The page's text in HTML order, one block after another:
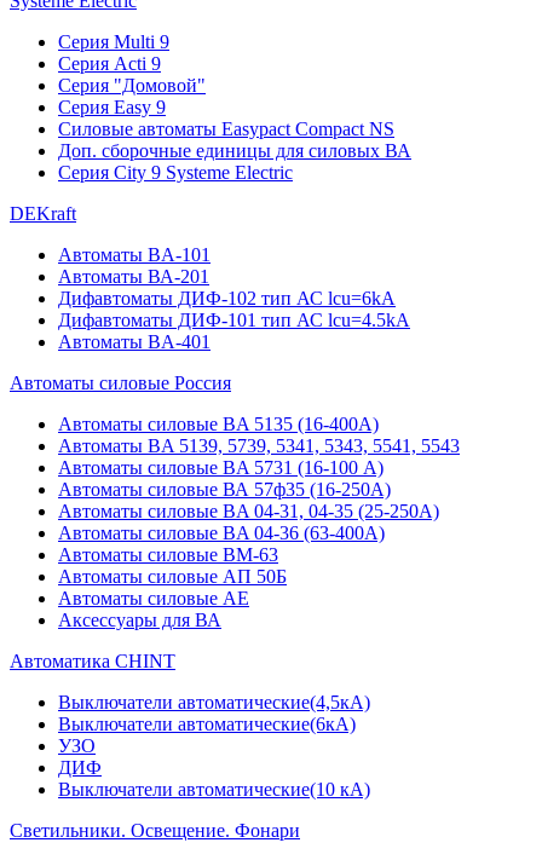
Серия Multi 9
Серия Acti 9
Серия "Домовой"
Серия Easy 9
Силовые автоматы Easypact Compact NS
Доп. сборочные единицы для силовых ВА
Серия City 9 Systeme Electric
DEKraft
Автоматы BA-101
Автоматы ВА-201
Дифавтоматы ДИФ-102 тип АС lcu=6kA
Дифавтоматы ДИФ-101 тип АС lcu=4.5kA
Автоматы BA-401
Автоматы силовые Россия
Автоматы силовые BA 5135 (16-400А)
Автоматы BA 5139, 5739, 5341, 5343, 5541, 5543
Автоматы силовые BA 5731 (16-100 А)
Автоматы силовые ВА 57ф35 (16-250А)
Автоматы силовые BA 04-31, 04-35 (25-250А)
Автоматы силовые BA 04-36 (63-400А)
Автоматы силовые ВМ-63
Автоматы силовые АП 50Б
Автоматы силовые АЕ
Аксессуары для ВА
Автоматика CHINT
Выключатели автоматические(4,5кА)
Выключатели автоматические(6кА)
УЗО
ДИФ
Выключатели автоматические(10 кА)
Светильники. Освещение. Фонари